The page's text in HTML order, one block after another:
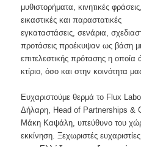
μυθιστορήματα, κινητικές
εικαστικές και παραστατικές
εγκαταστάσεις, σενάρια,
προτάσεις προέκυψαν ως βάση
επιτελεστικής πρότασης η
κτίριο, όσο και στην κοινότητα
Ευχαριστούμε θερμά το Flux
Δήλαρη, Head of Partnerships &
Μάκη Καψάλη, υπεύθυνο του
εκκίνηση. Ξεχωριστές